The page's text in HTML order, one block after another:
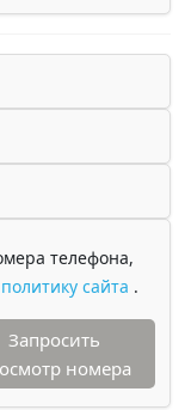
телефона,
сайта .
Запросить
номера